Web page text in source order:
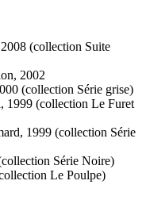
(collection Suite
2002
(collection Série grise)
1999 (collection Le Furet
1999 (collection Série
Série Noire)
Le Poulpe)